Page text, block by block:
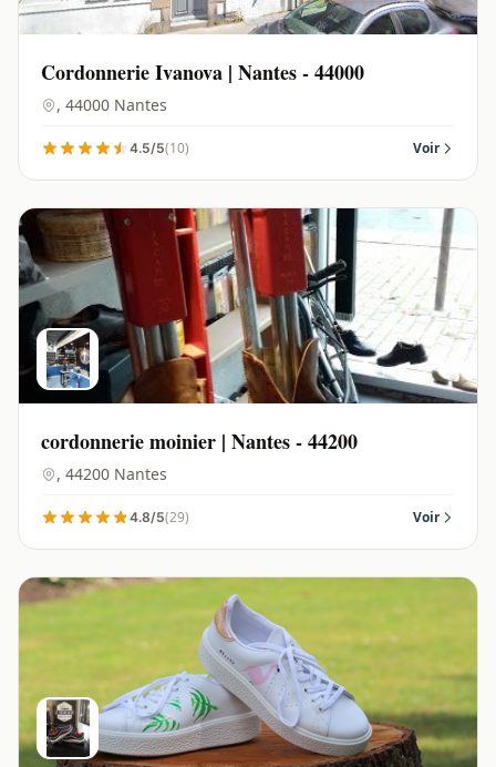
Cordonnerie Ivanova | Nantes - 44000
, 44000 Nantes
4.5/5(10) Voir
cordonnerie moinier | Nantes - 44200
, 44200 Nantes
4.8/5(29) Voir